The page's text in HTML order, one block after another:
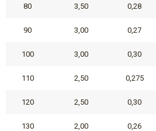
80 3,50 0,28
90 3,00 0,27
100 3,00 0,30
110 2,50 0,275
120 2,50 0,30
130 2,00 0,26